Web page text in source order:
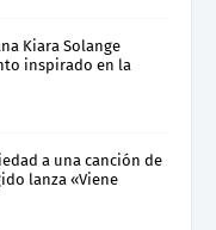
Kiara Solange
inspirado en la
a una canción de
lanza «Viene